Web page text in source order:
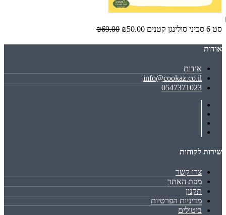
סט 6 סכיני סולינגן קטנים ₪50.00
₪69.00
אודות
אודות
info@cookaz.co.il
0547371023
שירות לקוחות
צרו קשר
מפת האתר
תקנון
מדיניות הפרטיות
ביטולים